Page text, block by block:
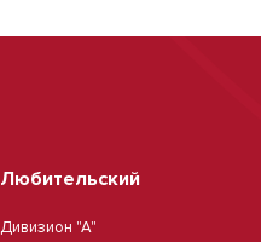
Любительский
Дивизион "А"